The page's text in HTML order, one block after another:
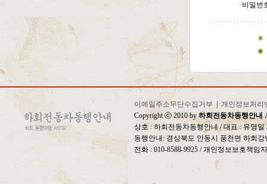
비밀번
이메일주소무단수집거부
개인정보처리
Copyright ⓒ 2010 by하회전동차동행안내
상호 : 하회전동차동행안내 / 대표 : 유영
동행안내: 경상북도 안동시 풍천면 하회
전화 : 010-8588-9925 / 개인정보보호책임